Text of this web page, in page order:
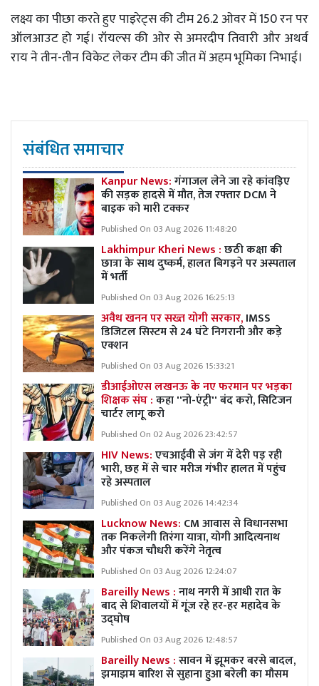
लक्ष्य का पीछा करते हुए पाइरेट्स की टीम 26.2 ओवर में 150 रन पर
ऑलआउट हो गई। रॉयल्स की ओर से अमरदीप तिवारी और अथर्व
राय ने तीन-तीन विकेट लेकर टीम की जीत में अहम भूमिका निभाई।
संबंधित समाचार
Kanpur News:गंगाजल लेने जा रहे कांवड़िए
की सड़क हादसे में मौत, तेज रफ्तार DCM ने
बाइक को मारी टक्कर
Published On 03 Aug 2026 11:48:20
Lakhimpur Kheri News :छठी कक्षा की
छात्रा के साथ दुष्कर्म, हालत बिगड़ने पर अस्पताल
में भर्ती
Published On 03 Aug 2026 16:25:13
अवैध खनन पर सख्त योगी सरकार,IMSS
डिजिटल सिस्टम से 24 घंटे निगरानी और कड़े
एक्शन
Published On 03 Aug 2026 15:33:21
डीआईओएस लखनऊ के नए फरमान पर भड़का
शिक्षक संघ :कहा ''नो-एंट्री'' बंद करो, सिटिजन
चार्टर लागू करो
Published On 02 Aug 2026 23:42:57
HIV News:एचआईवी से जंग में देरी पड़ रही
भारी, छह में से चार मरीज गंभीर हालत में पहुंच
रहे अस्पताल
Published On 03 Aug 2026 14:42:34
Lucknow News: CM आवास से विधानसभा
तक निकलेगी तिरंगा यात्रा, योगी आदित्यनाथ
और पंकज चौधरी करेंगे नेतृत्व
Published On 03 Aug 2026 12:24:07
Bareilly News :नाथ नगरी में आधी रात के
बाद से शिवालयों में गूंज रहे हर-हर महादेव के
उद्घोष
Published On 03 Aug 2026 12:48:57
Bareilly News :सावन में झूमकर बरसे बादल,
झमाझम बारिश से सुहाना हुआ बरेली का मौसम